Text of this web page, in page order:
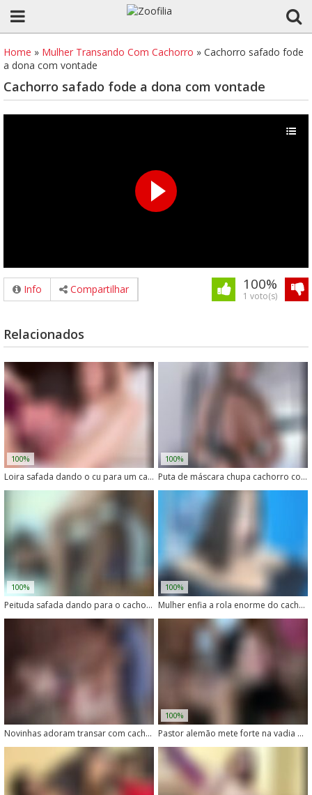
Home » Mulher Transando Com Cachorro » Cachorro safado fode
a dona com vontade
Cachorro safado fode a dona com vontade
Info Compartilhar 100%
1 voto(s)
Relacionados
100%
Loira safada dando o cu para um cachorro preto enorme
100%
Puta de máscara chupa cachorro com boquete intenso e engole toda porra
100%
Peituda safada dando para o cachorro com muito tesão
100%
Mulher enfia a rola enorme do cachorro dentro da buceta
Novinhas adoram transar com cachorros
100%
Pastor alemão mete forte na vadia de cu gostoso